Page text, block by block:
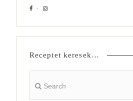
Receptet keresek…